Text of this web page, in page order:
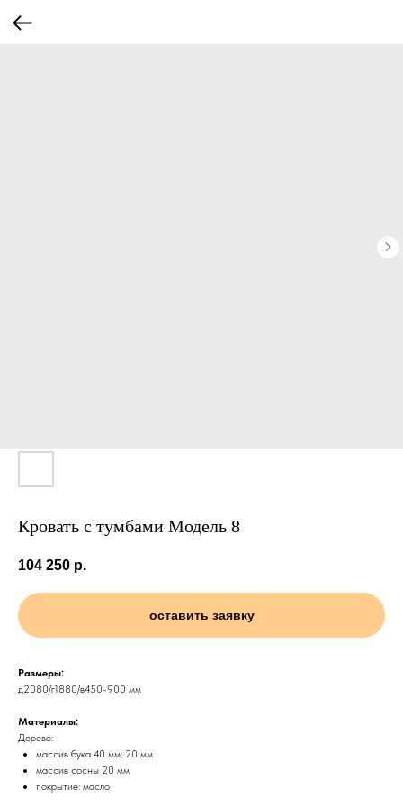
Кровать с тумбами Модель 8
104 250 р.
оставить заявку
Размеры:
д2080/г1880/в450-900 мм
Материалы:
Дерево:
массив бука 40 мм; 20 мм
массив сосны 20 мм
покрытие: масло